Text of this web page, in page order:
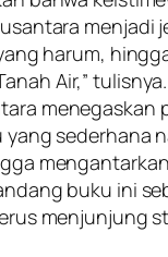
menjadi
harum,
Air,” tulisnya.
sederhana
buku ini
menjunjung